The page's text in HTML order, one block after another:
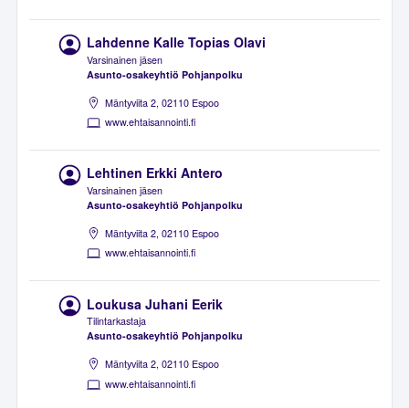
Lahdenne Kalle Topias Olavi
Varsinainen jäsen
Asunto-osakeyhtiö Pohjanpolku
Mäntyviita 2, 02110 Espoo
www.ehtaisannointi.fi
Lehtinen Erkki Antero
Varsinainen jäsen
Asunto-osakeyhtiö Pohjanpolku
Mäntyviita 2, 02110 Espoo
www.ehtaisannointi.fi
Loukusa Juhani Eerik
Tilintarkastaja
Asunto-osakeyhtiö Pohjanpolku
Mäntyviita 2, 02110 Espoo
www.ehtaisannointi.fi